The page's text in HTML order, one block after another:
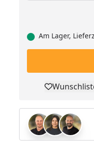
zur Wunschliste
Am Lager,